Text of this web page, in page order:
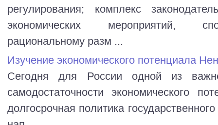
регулирования; комплекс
экономических мероприятий,
рациональному разм ...
Изучение экономического потенциала
Сегодня для России одной из
самодостаточности экономического
долгосрочная политика